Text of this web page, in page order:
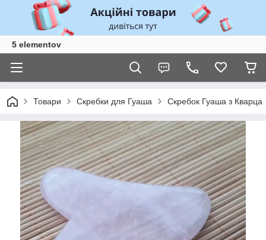
5 elementov
Товари Скребки для Гуаша Скребок Гуаша з Кварца